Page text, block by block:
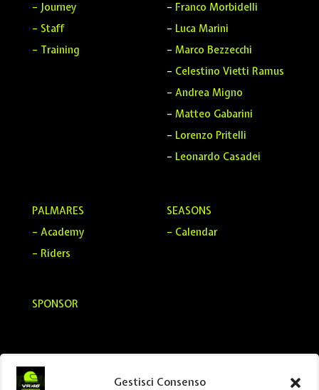
Gestisci Consenso
– Journey
– Staff
– Training
– Franco Morbidelli
– Luca Marini
– Marco Bezzecchi
– Celestino Vietti Ramus
– Andrea Migno
– Matteo Gabarini
– Lorenzo Pritelli
– Leonardo Casadei
PALMARES
– Academy
– Riders
SPONSOR
SEASONS
– Calendar